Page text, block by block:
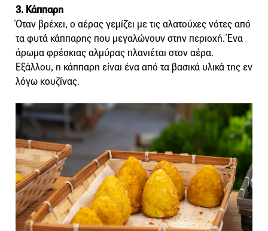
3. Κάππαρη
Όταν βρέχει, ο αέρας γεμίζει με τις αλατούχες νότες από
τα φυτά κάππαρης που μεγαλώνουν στην περιοχή. Ένα
άρωμα φρέσκιας αλμύρας πλανιέται στον αέρα.
Εξάλλου, η κάππαρη είναι ένα από τα βασικά υλικά της εν
λόγω κουζίνας.